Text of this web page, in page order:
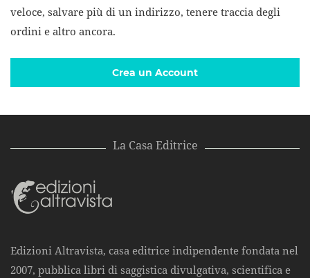
veloce, salvare più di un indirizzo, tenere traccia degli
ordini e altro ancora.
Crea un Account
La Casa Editrice
Edizioni Altravista, casa editrice indipendente fondata nel
2007, pubblica libri di saggistica divulgativa, scientifica e